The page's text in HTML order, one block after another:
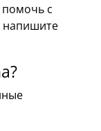
помочь с
напишите